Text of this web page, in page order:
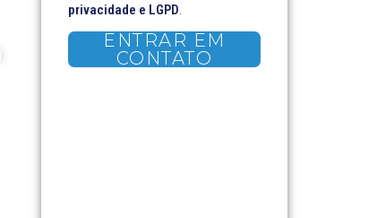
privacidade e LGPD.
ENTRAR EM
CONTATO